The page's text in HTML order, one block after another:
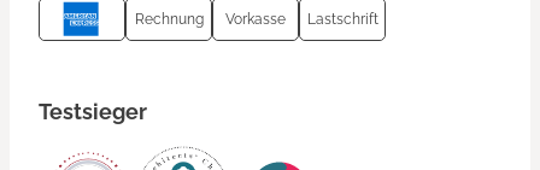
Rechnung Vorkasse Lastschrift
Testsieger